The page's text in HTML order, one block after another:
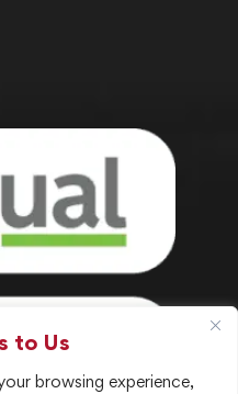
to Us
browsing experience,